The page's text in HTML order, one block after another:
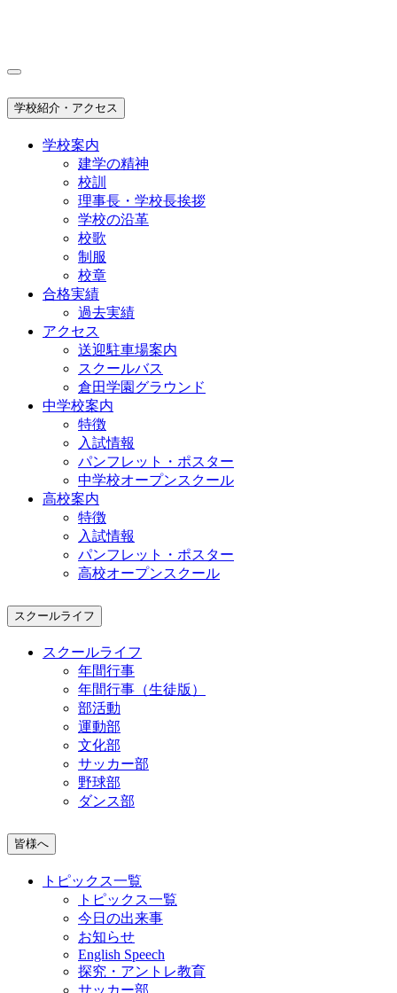
学校紹介・アクセス
学校案内
建学の精神
校訓
理事長・学校長挨拶
学校の沿革
校歌
制服
校章
合格実績
過去実績
アクセス
送迎駐車場案内
スクールバス
倉田学園グラウンド
中学校案内
特徴
入試情報
パンフレット・ポスター
中学校オープンスクール
高校案内
特徴
入試情報
パンフレット・ポスター
高校オープンスクール
スクールライフ
スクールライフ
年間行事
年間行事（生徒版）
部活動
運動部
文化部
サッカー部
野球部
ダンス部
皆様へ
トピックス一覧
トピックス一覧
今日の出来事
お知らせ
English Speech
探究・アントレ教育